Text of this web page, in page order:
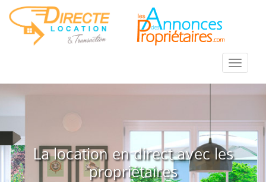
::Menu::
La location en direct avec les
propriétaires